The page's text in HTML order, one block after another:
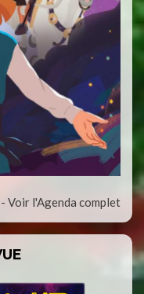
- Voir l'Agenda complet